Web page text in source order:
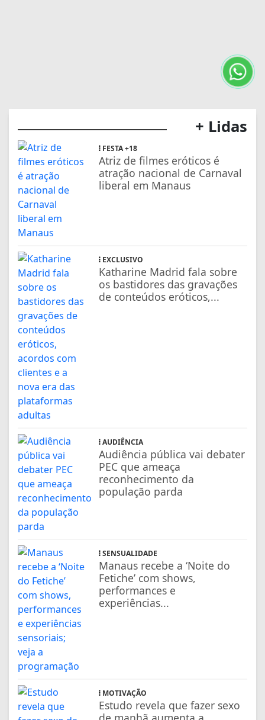
+ Lidas
FESTA +18
Atriz de filmes eróticos é
atração nacional de Carnaval
liberal em Manaus
EXCLUSIVO
Katharine Madrid fala sobre
os bastidores das gravações
de conteúdos eróticos,...
AUDIÊNCIA
Audiência pública vai debater
PEC que ameaça
reconhecimento da
população parda
SENSUALIDADE
Manaus recebe a ‘Noite do
Fetiche’ com shows,
performances e
experiências...
MOTIVAÇÃO
Estudo revela que fazer sexo